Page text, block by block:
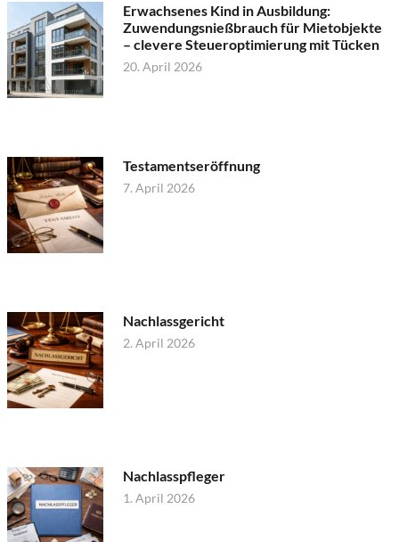
Erwachsenes Kind in Ausbildung:
Zuwendungsnießbrauch für Mietobjekte
– clevere Steueroptimierung mit Tücken
20. April 2026
Testamentseröffnung
7. April 2026
Nachlassgericht
2. April 2026
Nachlasspfleger
1. April 2026